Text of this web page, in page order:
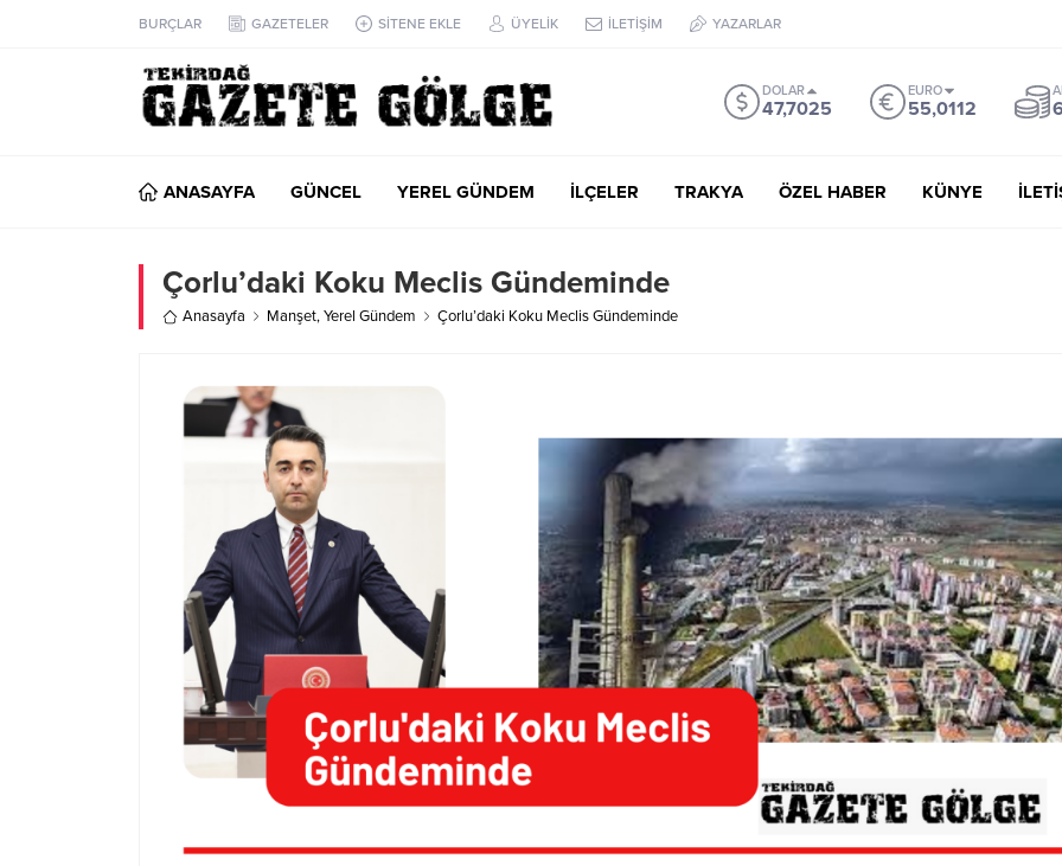
BURÇLAR GAZETELER SİTENE EKLE ÜYELİK İLETİŞİM YAZARLAR
DOLAR
47,7025
EURO
55,0112
ANASAYFA GÜNCEL YEREL GÜNDEM İLÇELER TRAKYA ÖZEL HABER KÜNYE
Çorlu’daki Koku Meclis Gündeminde
Anasayfa Manşet,Yerel Gündem Çorlu’daki Koku Meclis Gündeminde